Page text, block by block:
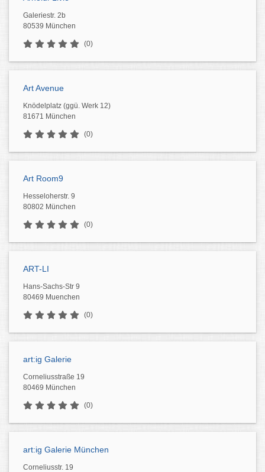
Galeriestr. 2b
80539 München
(0)
Art Avenue
Knödelplatz (ggü. Werk 12)
81671 München
(0)
Art Room9
Hesseloherstr. 9
80802 München
(0)
ART-LI
Hans-Sachs-Str 9
80469 Muenchen
(0)
art:ig Galerie
Corneliusstraße 19
80469 München
(0)
art:ig Galerie München
Corneliusstr. 19